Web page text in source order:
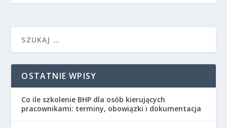
OSTATNIE WPISY
Co ile szkolenie BHP dla osób kierujących
pracownikami: terminy, obowiązki i dokumentacja